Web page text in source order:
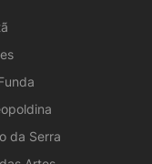
da Serra